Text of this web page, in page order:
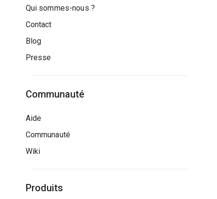
Qui sommes-nous ?
Contact
Blog
Presse
Communauté
Aide
Communauté
Wiki
Produits